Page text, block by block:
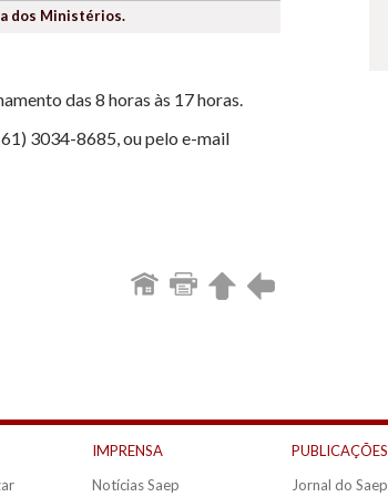
dos Ministérios.
das 8 horas às 17 horas.
3034-8685, ou pelo e-mail
IMPRENSA
Notícias Saep
PUBLICAÇÕES
Jornal do Saep